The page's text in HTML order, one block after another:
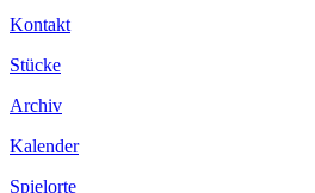
Kontakt
Stücke
Archiv
Kalender
Spielorte